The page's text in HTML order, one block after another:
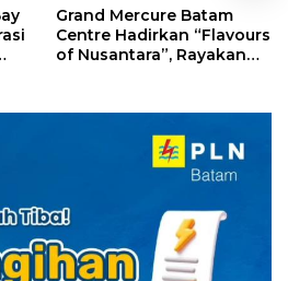
Grand Mercure Batam
Centre Hadirkan “Flavours
of Nusantara”, Rayakan